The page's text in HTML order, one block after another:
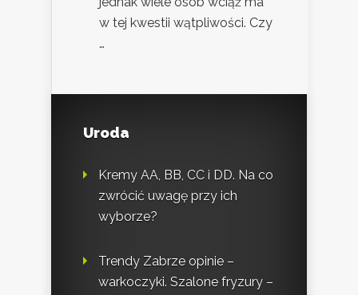
w tej kwestii wątpliwości. Czy
…
Uroda
Kremy AA, BB, CC i DD. Na co
zwrócić uwagę przy ich
wyborze?
Trendy Zabrze opinie –
warkoczyki. Szalone fryzury –